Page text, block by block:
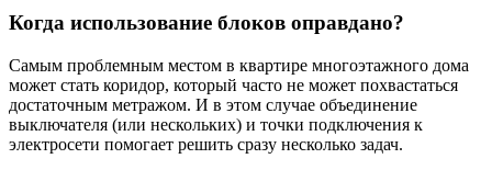
Когда использование блоков оправдано?
Самым проблемным местом в квартире многоэтажного дома
может стать коридор, который часто не может похвастаться
достаточным метражом. И в этом случае объединение
выключателя (или нескольких) и точки подключения к
электросети помогает решить сразу несколько задач.